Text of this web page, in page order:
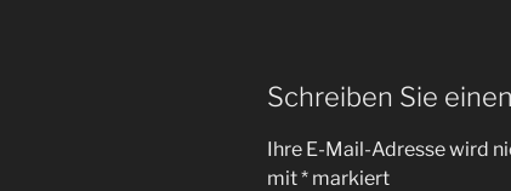
Schreiben Sie
Ihre E-Mail-Adresse wird
mit* markiert